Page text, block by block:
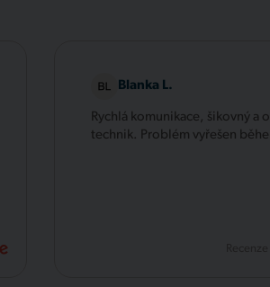
Blanka L.
Rychlá komunikace, šikovný a
technik. Problém vyřešen